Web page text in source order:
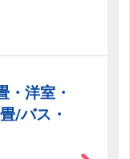
・洋室・
/バス・